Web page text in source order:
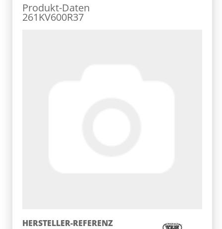
Produkt-Daten
261KV600R37
HERSTELLER-REFERENZ